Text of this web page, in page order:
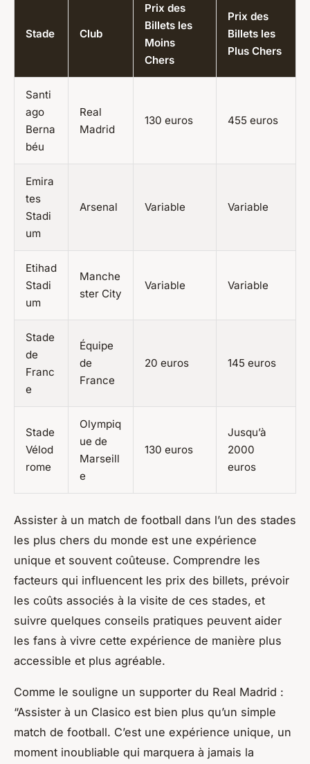
Stade Club
Prix des
Billets les
Moins
Chers
Prix des
Billets les
Plus Chers
Santi
ago
Berna
béu
Real
Madrid
130 euros 455 euros
Emira
tes
Stadi
um
Arsenal Variable Variable
Etihad
Stadi
um
Manche
ster City
Variable Variable
Stade
de
Franc
e
Équipe
de
France
20 euros 145 euros
Stade
Vélod
rome
Olympiq
ue de
Marseill
e
130 euros
Jusqu’à
2000
euros
Assister à un match de football dans l’un des stades
les plus chers du monde est une expérience
unique et souvent coûteuse. Comprendre les
facteurs qui influencent les prix des billets, prévoir
les coûts associés à la visite de ces stades, et
suivre quelques conseils pratiques peuvent aider
les fans à vivre cette expérience de manière plus
accessible et plus agréable.
Comme le souligne un supporter du Real Madrid :
“Assister à un Clasico est bien plus qu’un simple
match de football. C’est une expérience unique, un
moment inoubliable qui marquera à jamais la